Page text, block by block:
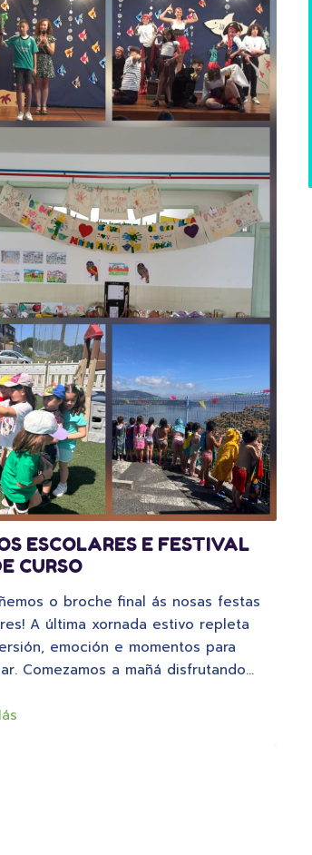
ESCOLARES E FESTIVAL
CURSO
o broche final ás nosas festas
A última xornada estivo repleta
emoción e momentos para
Comezamos a mañá disfrutando…